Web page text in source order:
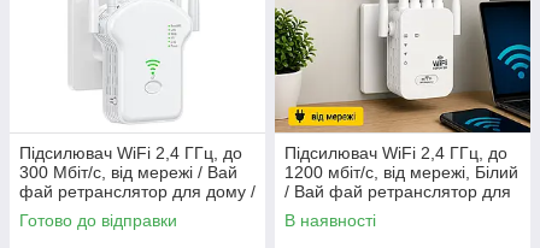
Підсилювач WiFi 2,4 ГГц, до
300 Мбіт/с, від мережі / Вай
фай ретранслятор для дому /
Wifi репітер / Маршрутизатор
Готово до відправки
Підсилювач WiFi 2,4 ГГц, до
1200 мбіт/с, від мережі, Білий
/ Вай фай ретранслятор для
дому / Wifi репітер /
Маршрутизатор
В наявності